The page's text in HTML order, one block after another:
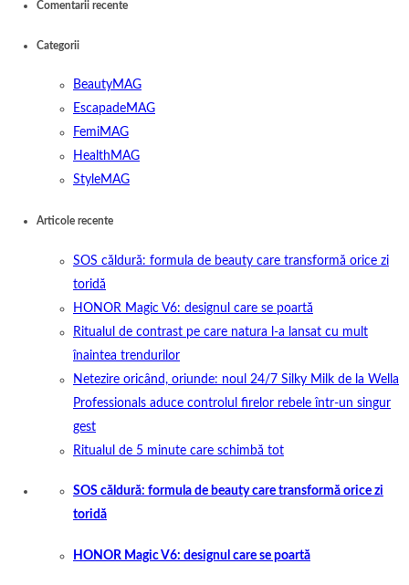
Comentarii recente
Categorii
BeautyMAG
EscapadeMAG
FemiMAG
HealthMAG
StyleMAG
Articole recente
SOS căldură: formula de beauty care transformă orice zi
toridă
HONOR Magic V6: designul care se poartă
Ritualul de contrast pe care natura l-a lansat cu mult
înaintea trendurilor
Netezire oricând, oriunde: noul 24/7 Silky Milk de la Wella
Professionals aduce controlul firelor rebele într-un singur
gest
Ritualul de 5 minute care schimbă tot
SOS căldură: formula de beauty care transformă orice zi
toridă
HONOR Magic V6: designul care se poartă